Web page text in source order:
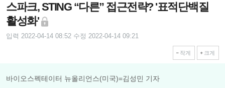
스파크, STING “다른” 접근전략? '표적단백질
활성화'
입력 2022-04-14 08:52 수정 2022-04-14 09:21
작게 크게
바이오스펙테이터 뉴올리언스(미국)=김성민 기자